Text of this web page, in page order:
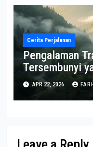
Cerita Perjalanan
Pengalaman
Tersembunyi
APR 22, 2026